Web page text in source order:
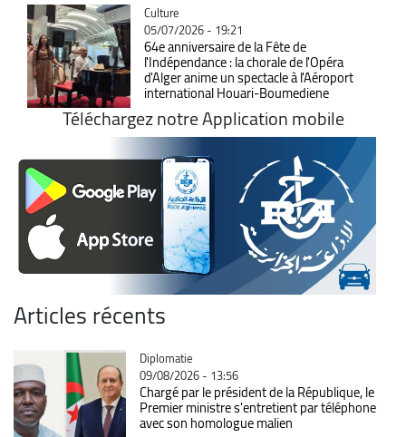
Catégorie
Culture
05/07/2026 - 19:21
64e anniversaire de la Fête de
l'Indépendance : la chorale de l'Opéra
d'Alger anime un spectacle à l'Aéroport
international Houari-Boumediene
Téléchargez notre Application mobile
Articles récents
Catégorie
Diplomatie
09/08/2026 - 13:56
Chargé par le président de la République, le
Premier ministre s'entretient par téléphone
avec son homologue malien